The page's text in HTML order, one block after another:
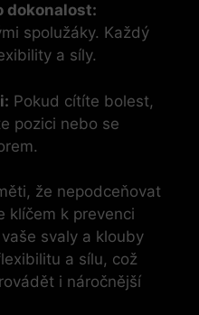
dokonalost:
spolužáky. Každý
a síly.
Pokud cítíte bolest,
pozici nebo se
že nepodceňovat
klíčem k prevenci
svaly a klouby
a sílu, což
i náročnější